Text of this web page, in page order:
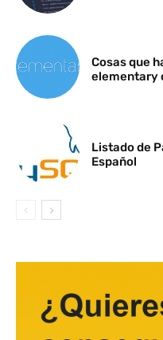
Cosas que
elementary
Listado de
Español